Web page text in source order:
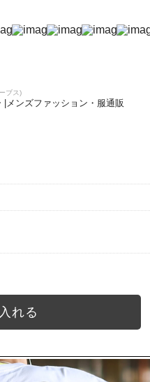
ブス)
|メンズファッション・服通販
入れる